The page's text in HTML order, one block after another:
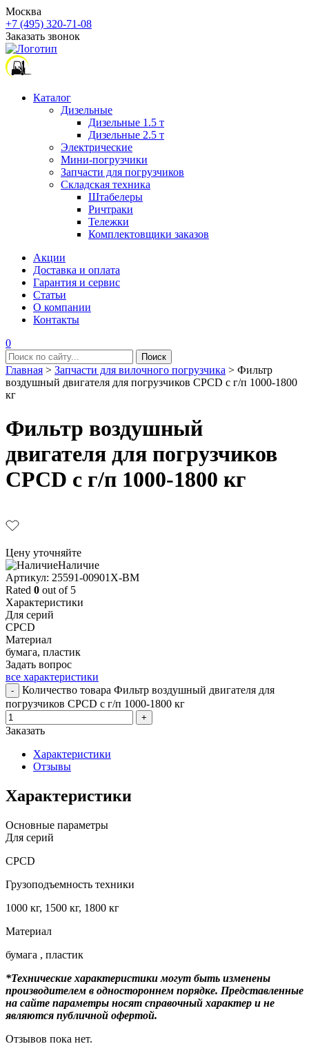
Москва
+7 (495) 320-71-08
Заказать звонок
Каталог
Дизельные
Дизельные 1.5 т
Дизельные 2.5 т
Электрические
Мини-погрузчики
Запчасти для погрузчиков
Складская техника
Штабелеры
Ричтраки
Тележки
Комплектовщики заказов
Акции
Доставка и оплата
Гарантия и сервис
Статьи
О компании
Контакты
0
Главная > Запчасти для вилочного погрузчика > Фильтр
воздушный двигателя для погрузчиков CPCD с г/п 1000-1800
кг
Фильтр воздушный
двигателя для погрузчиков
CPCD с г/п 1000-1800 кг
Цену уточняйте
Наличие
Aртикул: 25591-00901X-BM
Rated 0 out of 5
Характеристики
Для серий
CPCD
Материал
бумага, пластик
Задать вопрос
все характеристики
-
Количество товара Фильтр воздушный двигателя для
погрузчиков CPCD с г/п 1000-1800 кг
+
Заказать
Характеристики
Отзывы
Характеристики
Основные параметры
Для серий
CPCD
Грузоподъемность техники
1000 кг, 1500 кг, 1800 кг
Материал
бумага , пластик
*Технические характеристики могут быть изменены
производителем в одностороннем порядке. Представленные
на сайте параметры носят справочный характер и не
являются публичной офертой.
Отзывов пока нет.